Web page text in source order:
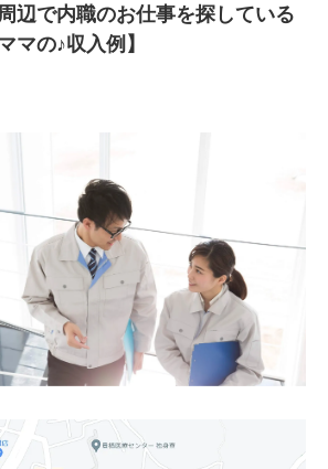
辺で内職のお仕事を探している
マの♪収入例】